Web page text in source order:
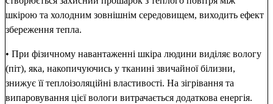
шкірою та холодним зовнішнім середовищем, виходить ефект
збереження тепла.
• При фізичному навантаженні шкіра людини виділяє вологу
(піт), яка, накопичуючись у тканині звичайної білизни,
знижує її теплоізоляційні властивості. На зігрівання та
випаровування цієї вологи витрачається додаткова енергія.